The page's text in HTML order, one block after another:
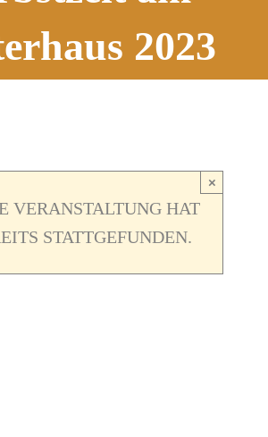
2023
VERANSTALTUNG HAT
STATTGEFUNDEN.
×